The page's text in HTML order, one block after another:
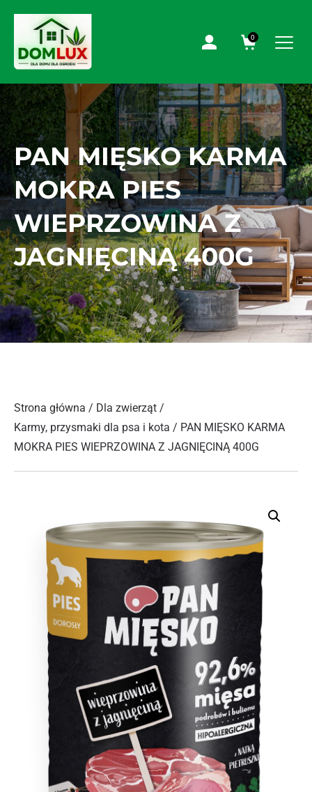
0
PAN MIĘSKO KARMA
MOKRA PIES
WIEPRZOWINA Z
JAGNIĘCINĄ 400G
Strona główna / Dla zwierząt /
Karmy, przysmaki dla psa i kota / PAN MIĘSKO KARMA
MOKRA PIES WIEPRZOWINA Z JAGNIĘCINĄ 400G